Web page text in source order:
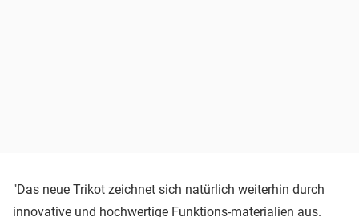
"Das neue Trikot zeichnet sich natürlich weiterhin durch
innovative und hochwertige Funktions-materialien aus.